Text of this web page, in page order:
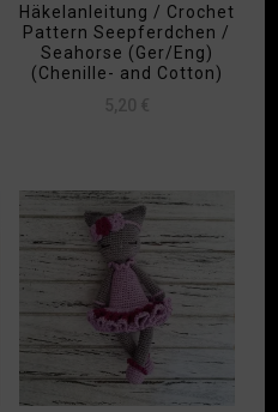
Häkelanleitung / Crochet
Pattern Seepferdchen /
Seahorse (Ger/Eng)
(Chenille- and Cotton)